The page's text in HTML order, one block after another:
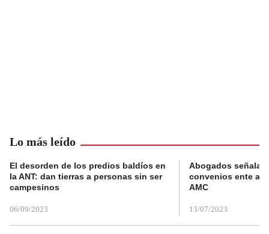
Lo más leído
El desorden de los predios baldíos en
la ANT: dan tierras a personas sin ser
campesinos
06/09/2023
Abogados
convenios ente
AMC
13/07/2023